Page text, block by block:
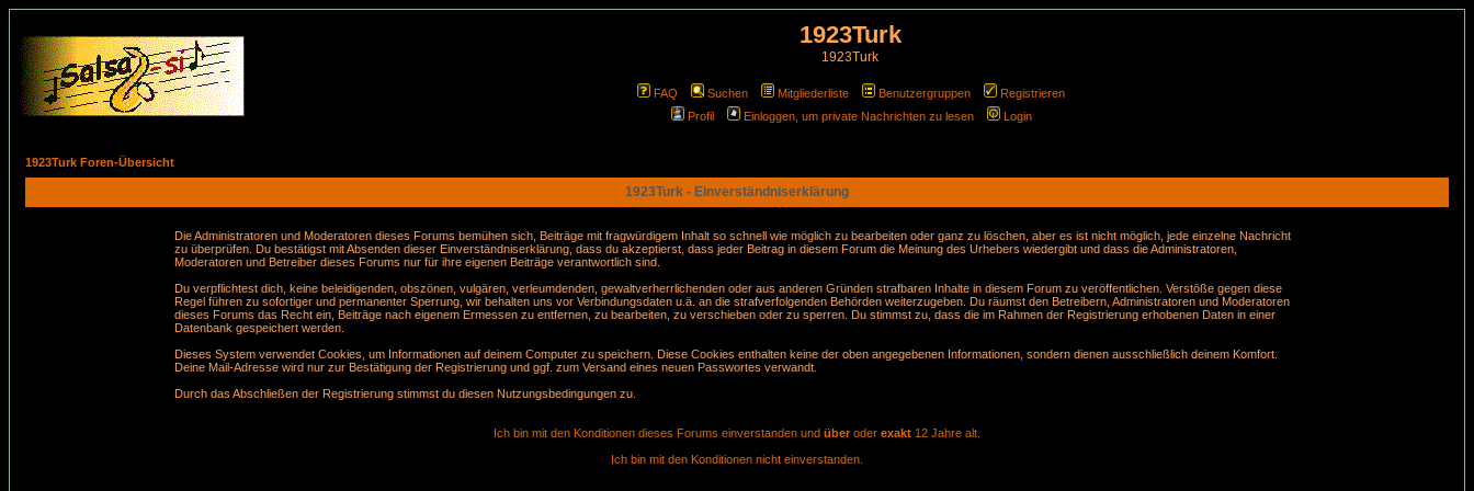
1923Turk
1923Turk
FAQ Suchen Mitgliederliste Benutzergruppen
Registrieren
Profil
Einloggen, um private Nachrichten zu lesen Login
1923Turk Foren-Übersicht
1923Turk - Einverständniserklärung
Die Administratoren und Moderatoren dieses Forums bemühen sich, Beiträge mit fragwürdigem Inhalt so schnell wie möglich zu bearbeiten oder ganz zu löschen, aber es ist nicht möglich, jede einzelne Nachricht
zu überprüfen. Du bestätigst mit Absenden dieser Einverständniserklärung, dass du akzeptierst, dass jeder Beitrag in diesem Forum die Meinung des Urhebers wiedergibt und dass die Administratoren,
Moderatoren und Betreiber dieses Forums nur für ihre eigenen Beiträge verantwortlich sind.
Du verpflichtest dich, keine beleidigenden, obszönen, vulgären, verleumdenden, gewaltverherrlichenden oder aus anderen Gründen strafbaren Inhalte in diesem Forum zu veröffentlichen. Verstöße gegen diese
Regel führen zu sofortiger und permanenter Sperrung, wir behalten uns vor Verbindungsdaten u.ä. an die strafverfolgenden Behörden weiterzugeben. Du räumst den Betreibern, Administratoren und Moderatoren
dieses Forums das Recht ein, Beiträge nach eigenem Ermessen zu entfernen, zu bearbeiten, zu verschieben oder zu sperren. Du stimmst zu, dass die im Rahmen der Registrierung erhobenen Daten in einer
Datenbank gespeichert werden.
Dieses System verwendet Cookies, um Informationen auf deinem Computer zu speichern. Diese Cookies enthalten keine der oben angegebenen Informationen, sondern dienen ausschließlich deinem Komfort.
Deine Mail-Adresse wird nur zur Bestätigung der Registrierung und ggf. zum Versand eines neuen Passwortes verwandt.
Durch das Abschließen der Registrierung stimmst du diesen Nutzungsbedingungen zu.
Ich bin mit den Konditionen dieses Forums einverstanden und über oder exakt 12 Jahre alt.
Ich bin mit den Konditionen nicht einverstanden.